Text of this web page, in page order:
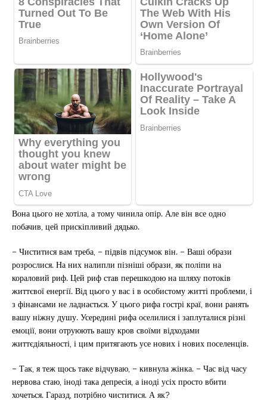
Вона цього не хотіла, а тому чинила опір. Але він все одно
побачив, цей прискіпливий дядько.
– Чиститися вам треба, – підвів підсумок він. – Ваші образи
розрослися. На них налипли пізніші образи, як поліпи на
кораловий риф. Цей риф став перешкодою на шляху потоків
життєвої енергії. Від цього у вас і в особистому житті проблеми, і
з фінансами не ладнається. У цього рифа гострі краї, вони ранять
вашу ніжну душу. Усередині рифа оселилися і заплуталися різні
емоції, вони отруюють вашу кров своїми відходами
життєдіяльності, і цим притягають усе нових і нових поселенців.
– Так, я теж щось таке відчуваю, – кивнула жінка. – Час від часу
нервова стаю, іноді така депресія, а іноді усіх просто вбити
хочеться. Гаразд, потрібно чиститися. А як?